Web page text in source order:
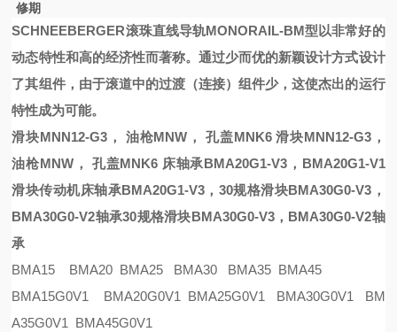
修期
SCHNEEBERGER滚珠直线导轨MONORAIL-BM型以非常好的
动态特性和高的经济性而著称。通过少而优的新颖设计方式设计
了其组件，由于滚道中的过渡（连接）组件少，这使杰出的运行
特性成为可能。
滑块MNN12-G3， 油枪MNW， 孔盖MNK6 滑块MNN12-G3，
油枪MNW， 孔盖MNK6 床轴承BMA20G1-V3，BMA20G1-V1
滑块传动机床轴承BMA20G1-V3， 30规格滑块BMA30G0-V3，
BMA30G0-V2轴承30规格滑块BMA30G0-V3，BMA30G0-V2轴
承
BMA15 BMA20 BMA25 BMA30 BMA35 BMA45
BMA15G0V1 BMA20G0V1 BMA25G0V1 BMA30G0V1 BM
A35G0V1 BMA45G0V1